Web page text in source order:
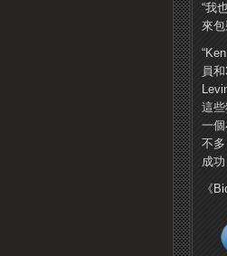
“我
來
員
這
一
不
成
《